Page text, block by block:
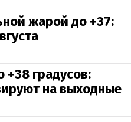
жарой до +37:
+38 градусов:
на выходные